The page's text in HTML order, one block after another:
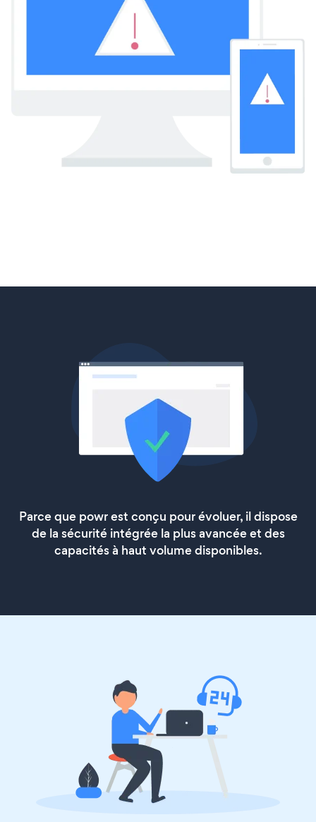
Parce que powr est conçu pour évoluer, il dispose
de la sécurité intégrée la plus avancée et des
capacités à haut volume disponibles.